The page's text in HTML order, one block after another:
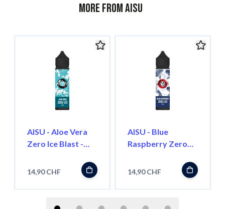
More from AISU
AISU - Aloe Vera
Zero Ice Blast -
14,90 CHF
AISU - Blue
Raspberry Zero
Shortfill
14,90 CHF